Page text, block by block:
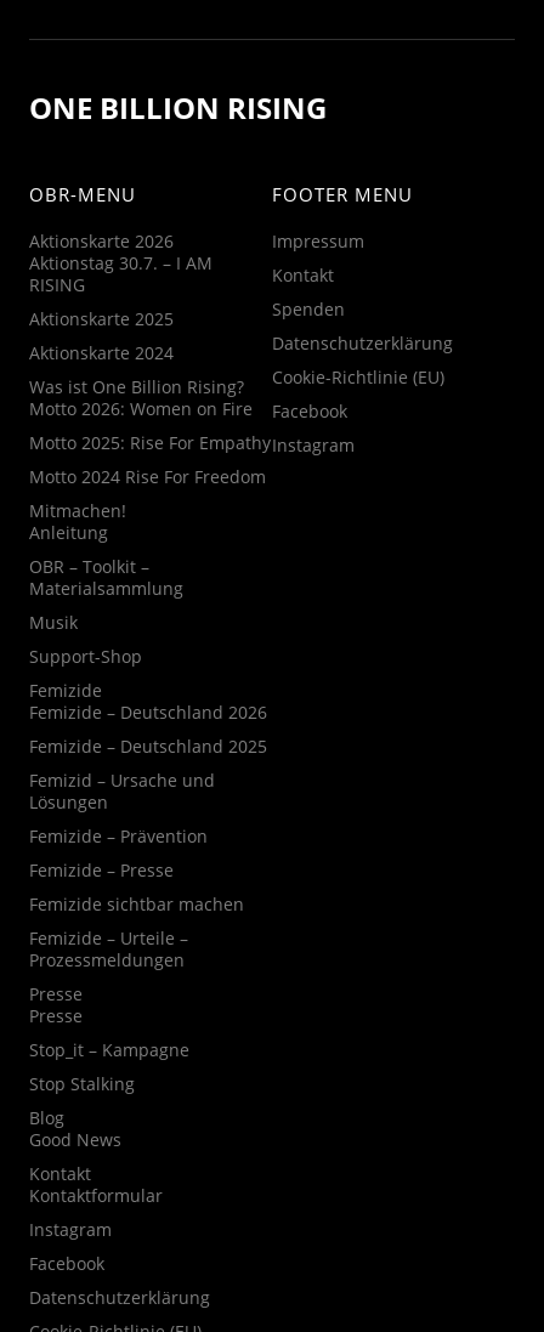
ONE BILLION RISING
OBR-MENU
Aktionskarte 2026
Aktionstag 30.7. – I AM
RISING
Aktionskarte 2025
Aktionskarte 2024
Was ist One Billion Rising?
Motto 2026: Women on Fire
Motto 2025: Rise For Empathy
Motto 2024 Rise For Freedom
Mitmachen!
Anleitung
OBR – Toolkit –
Materialsammlung
Musik
Support-Shop
Femizide
Femizide – Deutschland 2026
Femizide – Deutschland 2025
Femizid – Ursache und
Lösungen
Femizide – Prävention
Femizide – Presse
Femizide sichtbar machen
Femizide – Urteile –
Prozessmeldungen
Presse
Presse
Stop_it – Kampagne
Stop Stalking
Blog
Good News
Kontakt
Kontaktformular
Instagram
Facebook
Datenschutzerklärung
FOOTER MENU
Impressum
Kontakt
Spenden
Datenschutzerklärung
Cookie-Richtlinie (EU)
Facebook
Instagram